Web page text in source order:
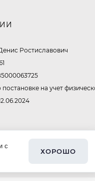
Ростиславович
на учет
с
ХОРОШО